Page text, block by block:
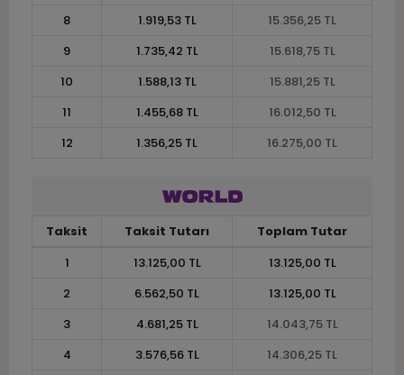
8
1.919,53 TL
15.356,25 TL
9
1.735,42 TL
15.618,75 TL
10
1.588,13 TL
15.881,25 TL
11
1.455,68 TL
16.012,50 TL
12
1.356,25 TL 16.275,00 TL
Taksit Taksit Tutarı
Toplam Tutar
1
13.125,00 TL
13.125,00 TL
2
6.562,50 TL
13.125,00 TL
3
4.681,25 TL
14.043,75 TL
4
3.576,56 TL
14.306,25 TL